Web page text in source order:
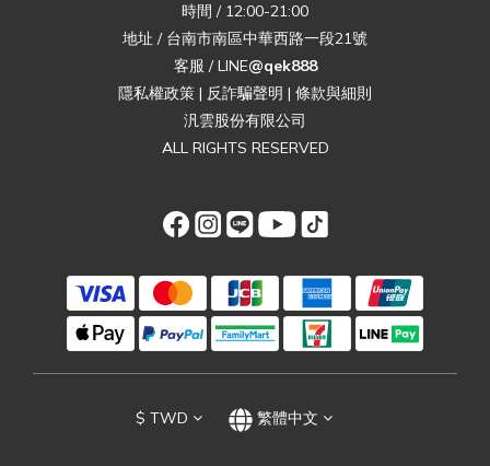
時間 / 12:00-21:00
地址 / 台南市南區中華西路一段21號
客服 / LINE@qek888
隱私權政策 | 反詐騙聲明 | 條款與細則
汎雲股份有限公司
ALL RIGHTS RESERVED
$ TWD 繁體中文